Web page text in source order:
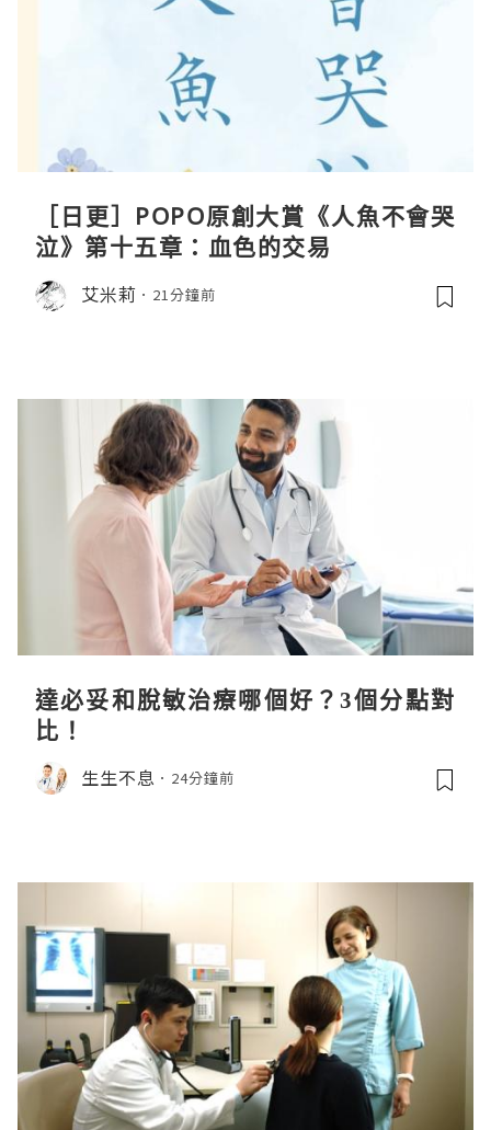
［日更］POPO原創大賞《人魚不會哭
泣》第十五章：血色的交易
艾米莉 21分鐘前
達必妥和脫敏治療哪個好？3個分點對
比！
生生不息 24分鐘前